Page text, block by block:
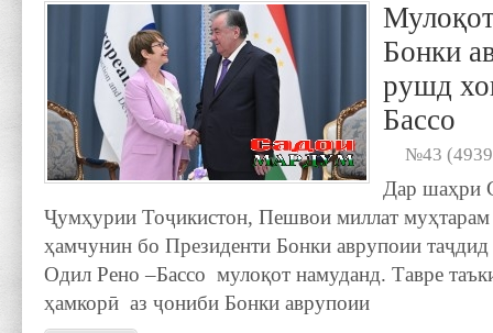
Бонки
рушд
Бассо
№43
Дар шаҳри
Ҷумҳурии Тоҷикистон, Пешвои миллат
ҳамчунин бо Президенти Бонки аврупоии
Одил Рено –Бассо мулоқот намуданд. Тавре
ҳамкорӣ аз ҷониби Бонки аврупоии